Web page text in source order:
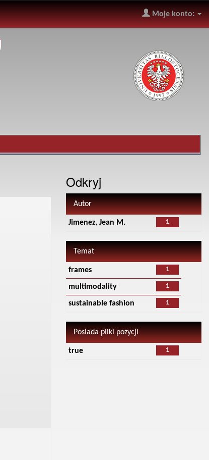
Moje konto:
Odkryj
Autor
1
Jimenez, Jean M.
Temat
1
frames
1
multimodality
1
sustainable fashion
Posiada pliki pozycji
1
true